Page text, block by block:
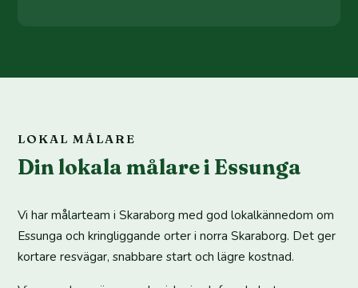
LOKAL MÅLARE
Din lokala målare i Essunga
Vi har målarteam i Skaraborg med god lokalkännedom om
Essunga och kringliggande orter i norra Skaraborg. Det ger
kortare resvägar, snabbare start och lägre kostnad.